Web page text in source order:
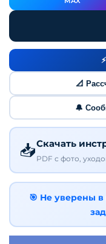
📐
🔔
📥Скачать
PDF с фото,
🎯 Не уверены